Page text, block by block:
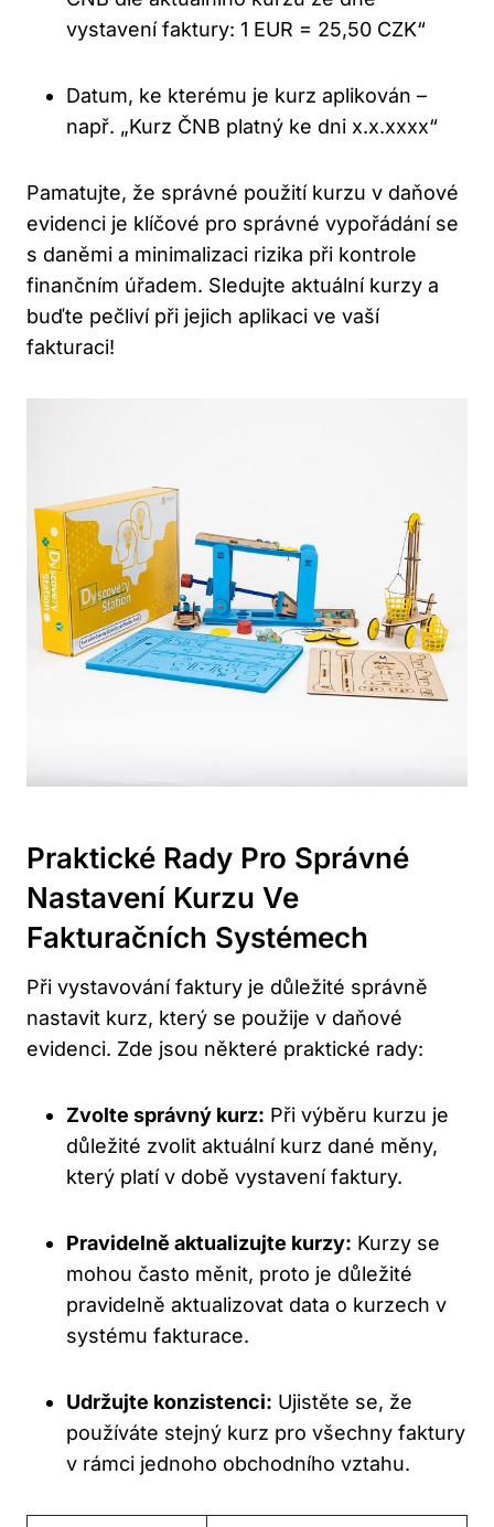
vystavení faktury: 1 EUR = 25,50 CZK“
Datum, ke kterému je kurz aplikován –
např. „Kurz ČNB platný ke dni x.x.xxxx“
Pamatujte, že správné použití kurzu v daňové
evidenci je klíčové pro správné vypořádání se
s daněmi a minimalizaci rizika při kontrole
finančním úřadem. Sledujte aktuální kurzy a
buďte pečliví při jejich aplikaci ve vaší
fakturaci!
Praktické Rady Pro Správné
Nastavení Kurzu Ve
Fakturačních Systémech
Při vystavování faktury je důležité správně
nastavit kurz, který se použije v daňové
evidenci. Zde jsou některé praktické rady:
Zvolte správný kurz: Při výběru kurzu je
důležité zvolit aktuální kurz dané měny,
který platí v době vystavení faktury.
Pravidelně aktualizujte kurzy: Kurzy se
mohou často měnit, proto je důležité
pravidelně aktualizovat data o kurzech v
systému fakturace.
Udržujte konzistenci: Ujistěte se, že
používáte stejný kurz pro všechny faktury
v rámci jednoho obchodního vztahu.